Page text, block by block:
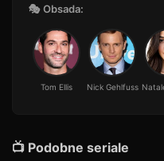
🎭 Obsada:
Tom Ellis Nick Gehlfuss
📺 Podobne seriale